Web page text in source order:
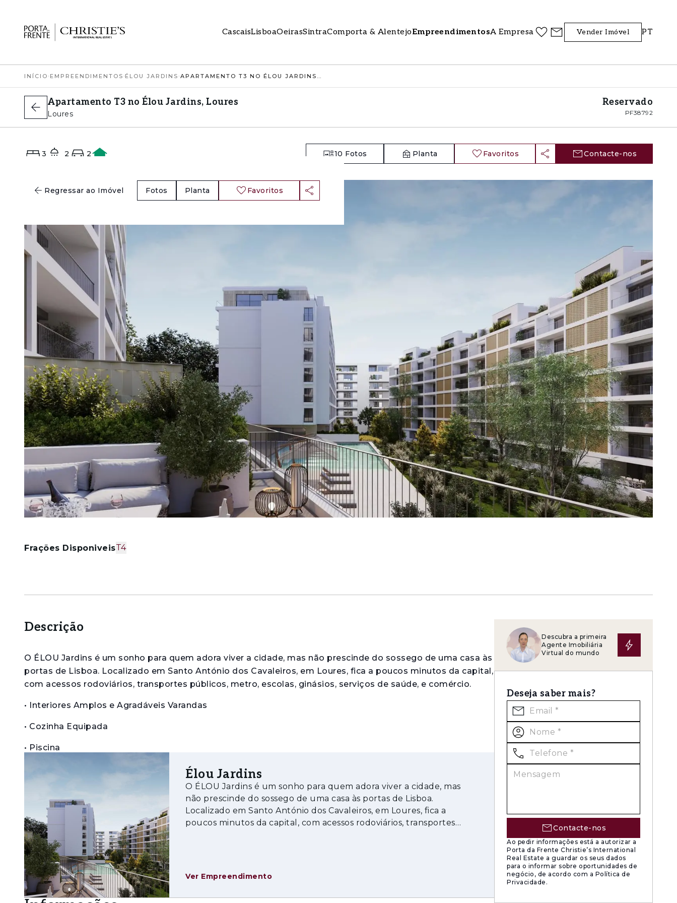
CascaisLisboaOeirasSintraComporta & AlentejoEmpreendimentosA Empresa Vender Imóvel PT
INÍCIO › EMPREENDIMENTOS ›ÉLOU JARDINS › APARTAMENTO T3 NO ÉLOU JARDINS, LOURES
Apartamento T3 no Élou Jardins, Loures
Loures
Reservado
PF38792
3 2 2 10 Fotos Planta Favoritos Contacte-nos
Frações DisponiveisT4
Descrição
O ÉLOU Jardins é um sonho para quem adora viver a cidade, mas não prescinde do sossego de uma casa às
portas de Lisboa. Localizado em Santo António dos Cavaleiros, em Loures, fica a poucos minutos da capital,
com acessos rodoviários, transportes públicos, metro, escolas, ginásios, serviços de saúde, e comércio.
• Interiores Amplos e Agradáveis Varandas
• Cozinha Equipada
• Piscina
• Sala Multiusos
• Lobby Decorado
• Zonas Verdes e de Lazer
• Bons Acessos ao Centro da Cidade
• Estacionamento Privativo
• Sustentabilidade e Eficiência Energética
Élou Jardins
O ÉLOU Jardins é um sonho para quem adora viver a cidade, mas
não prescinde do sossego de uma casa às portas de Lisboa.
Localizado em Santo António dos Cavaleiros, em Loures, fica a
poucos minutos da capital, com acessos rodoviários, transportes
Ver Empreendimento
Descubra a primeira
Agente Imobiliária
Virtual do mundo
Deseja saber mais?
Contacte-nos
Ao pedir informações está a autorizar a
Porta da Frente Christie’s International
Real Estate a guardar os seus dados
para o informar sobre oportunidades de
negócio, de acordo com a Política de
Privacidade.
Regressar ao Imóvel Fotos Planta Favoritos